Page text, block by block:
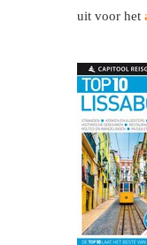
uit voor het